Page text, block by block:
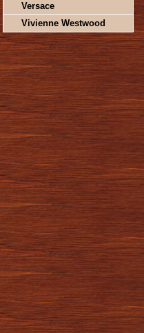
Versace
Vivienne Westwood